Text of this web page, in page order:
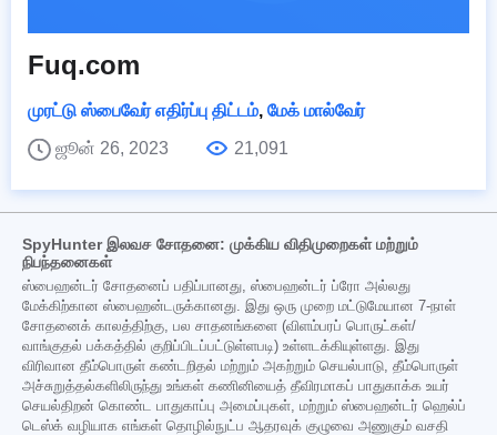
Fuq.com
முரட்டு ஸ்பைவேர் எதிர்ப்பு திட்டம், மேக் மால்வேர்
ஜூன் 26, 2023
21,091
SpyHunter இலவச சோதனை: முக்கிய விதிமுறைகள் மற்றும்
நிபந்தனைகள்
ஸ்பைஹன்டர் சோதனைப் பதிப்பானது, ஸ்பைஹன்டர் ப்ரோ அல்லது
மேக்கிற்கான ஸ்பைஹன்டருக்கானது. இது ஒரு முறை மட்டுமேயான 7-நாள்
சோதனைக் காலத்திற்கு, பல சாதனங்களை (விளம்பரப் பொருட்கள்/
வாங்குதல் பக்கத்தில் குறிப்பிடப்பட்டுள்ளபடி) உள்ளடக்கியுள்ளது. இது
விரிவான தீம்பொருள் கண்டறிதல் மற்றும் அகற்றும் செயல்பாடு, தீம்பொருள்
அச்சுறுத்தல்களிலிருந்து உங்கள் கணினியைத் தீவிரமாகப் பாதுகாக்க உயர்
செயல்திறன் கொண்ட பாதுகாப்பு அமைப்புகள், மற்றும் ஸ்பைஹன்டர் ஹெல்ப்
டெஸ்க் வழியாக எங்கள் தொழில்நுட்ப ஆதரவுக் குழுவை அணுகும் வசதி